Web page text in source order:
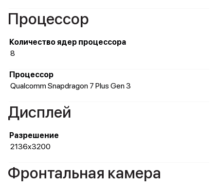
Процессор
Количество ядер процессора
8
Процессор
Qualcomm Snapdragon 7 Plus Gen 3
Дисплей
Разрешение
2136x3200
Фронтальная камера